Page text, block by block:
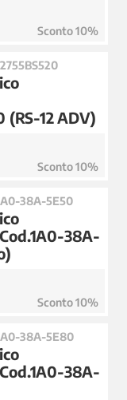
Sconto 10%
(RS-12 ADV)
Sconto 10%
38A-5E50
38A-
Sconto 10%
38A-5E80
38A-